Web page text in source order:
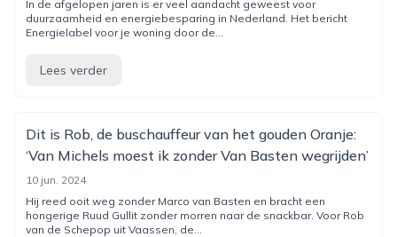
In de afgelopen jaren is er veel aandacht geweest voor
duurzaamheid en energiebesparing in Nederland. Het bericht
Energielabel voor je woning door de...
Lees verder
Dit is Rob, de buschauffeur van het gouden Oranje:
‘Van Michels moest ik zonder Van Basten wegrijden’
10 jun. 2024
Hij reed ooit weg zonder Marco van Basten en bracht een
hongerige Ruud Gullit zonder morren naar de snackbar. Voor Rob
van de Schepop uit Vaassen, de...